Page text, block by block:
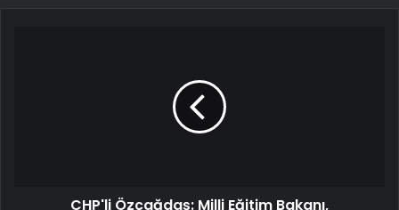
CHP'li Özçağdaş: Milli Eğitim Bakanı,